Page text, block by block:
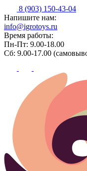
8 (903) 150-43-04
Напишите нам:
info@igrotoys.ru
Время работы:
Пн-Пт: 9.00-18.00
Сб: 9.00-17.00